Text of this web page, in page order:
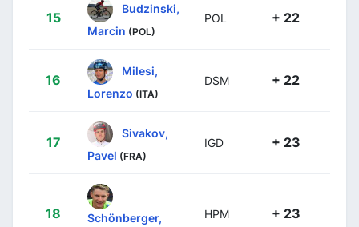
15
Budzinski,
Marcin (POL)
POL + 22
16
Milesi,
Lorenzo (ITA)
DSM + 22
17
Sivakov,
Pavel (FRA)
IGD + 23
18
Schönberger,
HPM + 23